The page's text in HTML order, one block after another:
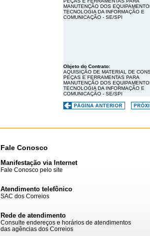
MANUTENÇÃO DOS
TECNOLOGIA DA INFORMAÇÃO E
COMUNICAÇÃO - SE/SPI
Objeto do Contrato:
AQUISIÇÃO DE MATERIAL DE
PEÇAS E FERRAMENTAS PARA
MANUTENÇÃO DOS
TECNOLOGIA DA INFORMAÇÃO E
COMUNICAÇÃO - SE/SPI
Fale Conosco
Manifestação via Internet
Fale Conosco pelo site
Atendimento telefônico
SAC dos Correios
Rede de atendimento
Consulte endereços e horários de atendimentos
das agências dos Correios